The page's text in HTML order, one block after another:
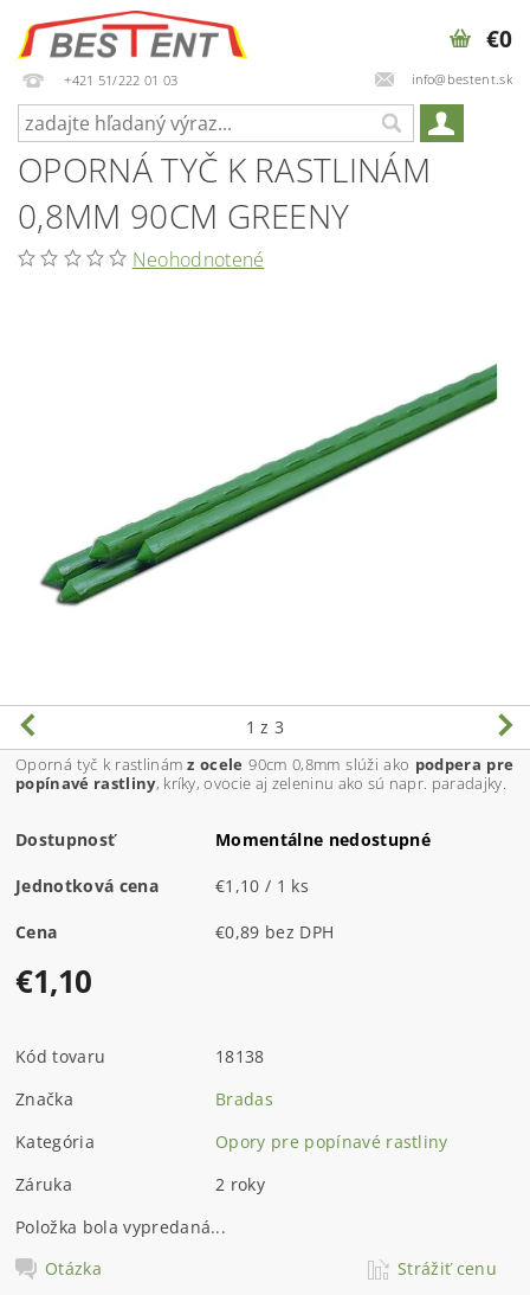
+421 51/222 01 03 info@bestent.sk
€0
OPORNÁ TYČ K RASTLINÁM
0,8MM 90CM GREENY
Neohodnotené
1 z 3
Oporná tyč k rastlinámz ocele 90cm 0,8mm slúži ako podpera pre
popínavé rastliny, kríky, ovocie aj zeleninu ako sú napr. paradajky.
Dostupnosť Momentálne nedostupné
Jednotková cena €1,10 / 1 ks
Cena €0,89 bez DPH
€1,10
Kód tovaru
18138
Značka
Bradas
Kategória
Opory pre popínavé rastliny
Záruka
2 roky
Položka bola vypredaná...
Otázka
Strážiť cenu